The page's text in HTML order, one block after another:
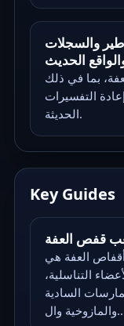
والسجلات
الحديث
بما في ذلك
التفسيرات
الحديثة.
Key Guides
قفص العفة
العفة هي
التناسلية،
السادية
وال...